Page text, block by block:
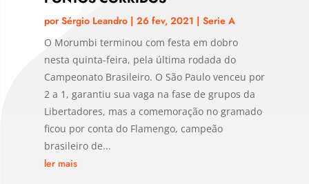
porSérgio Leandro| 26 fev, 2021 | Serie A
O Morumbi terminou com festa em dobro
nesta quinta-feira, pela última rodada do
Campeonato Brasileiro. O São Paulo venceu por
2 a 1, garantiu sua vaga na fase de grupos da
Libertadores, mas a comemoração no gramado
ficou por conta do Flamengo, campeão
brasileiro de...
ler mais